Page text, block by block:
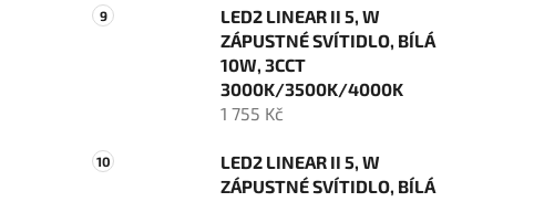
LED2 LINEAR II 5, W
ZÁPUSTNÉ SVÍTIDLO, BÍLÁ
10W, 3CCT
3000K/3500K/4000K
1 755 Kč
LED2 LINEAR II 5, W
ZÁPUSTNÉ SVÍTIDLO, BÍLÁ